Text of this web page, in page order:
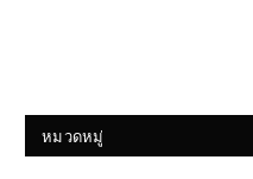
หมวดหมู่